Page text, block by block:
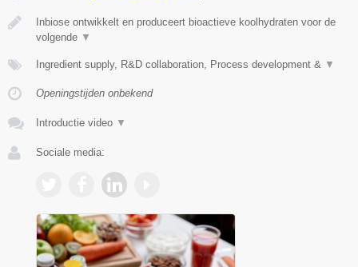
Inbiose ontwikkelt en produceert bioactieve koolhydraten voor de
volgende ▼
Ingredient supply, R&D collaboration, Process development & ▼
Openingstijden onbekend
Introductie video ▼
Sociale media: